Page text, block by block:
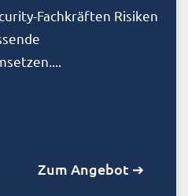
Fachkräften Risiken
Zum Angebot ➔